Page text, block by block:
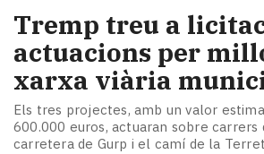
​Tremp treu a
actuacions per
xarxa viària
Els tres projectes, amb un valor
600.000 euros, actuaran sobre carrers
carretera de Gurp i el camí de la